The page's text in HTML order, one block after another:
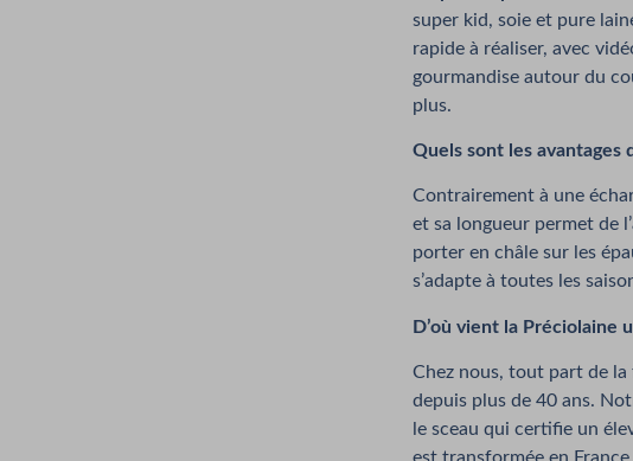
super kid, soie et pure
rapide à réaliser, avec
gourmandise autour du
plus.
Quels sont les avantages
Contrairement à une
et sa longueur permet de
porter en châle sur les
s’adapte à toutes les
D’où vient la Préciolaine
Chez nous, tout part de
depuis plus de 40 ans.
le sceau qui certifie un